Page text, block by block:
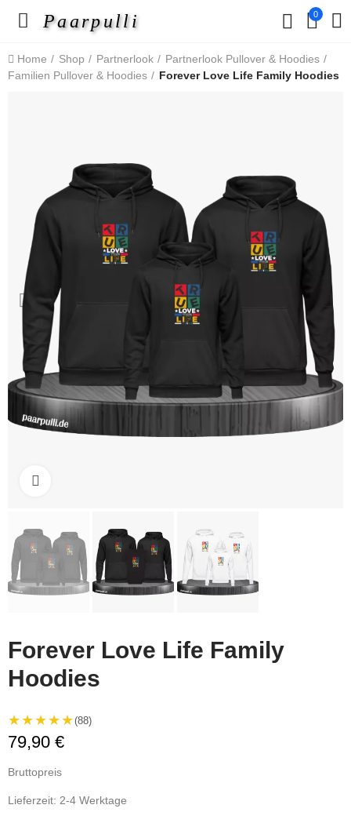
Paarpulli 0
Home Shop Partnerlook
Partnerlook Pullover & Hoodies
Familien Pullover & Hoodies
Forever Love Life Family Hoodies
Forever Love Life Family
Hoodies
★★★★★(88)
79,90 €
Bruttopreis
Lieferzeit: 2-4 Werktage